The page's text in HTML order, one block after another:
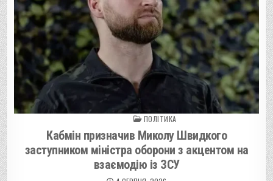
ПОЛІТИКА
Кабмін призначив Миколу Швидкого
заступником міністра оборони з акцентом на
взаємодію із ЗСУ